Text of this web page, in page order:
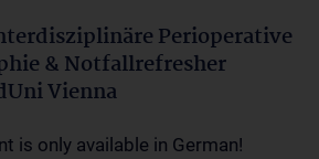
Perioperative
& Notfallrefresher
Vienna
is only available in German!